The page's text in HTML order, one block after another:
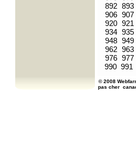
892 893
906 907
920 921
934 935
948 949
962 963
976 977
990 991
© 2008
pas cher